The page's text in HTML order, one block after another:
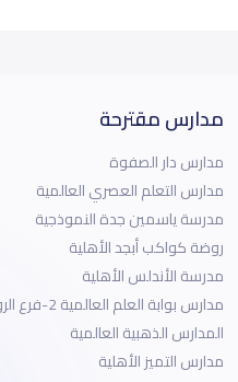
مدارس مقترحة
مدارس دار الصفوة
مدارس التعلم العصري العالمية
مدرسة ياسمين جدة النموذجية
روضة كواكب أبجد الأهلية
مدرسة الأندلس الأهلية
مدارس بوابة العلم العالمية 2-فرع الروضة
المدارس الذهبية العالمية
مدارس التميز الأهلية